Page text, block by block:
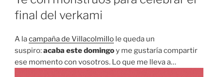
final del verkami
A lacampaña de Villacolmillo le queda un
suspiro:acaba este domingoy me gustaría compartir
ese momento con vosotros. Lo que me lleva a…